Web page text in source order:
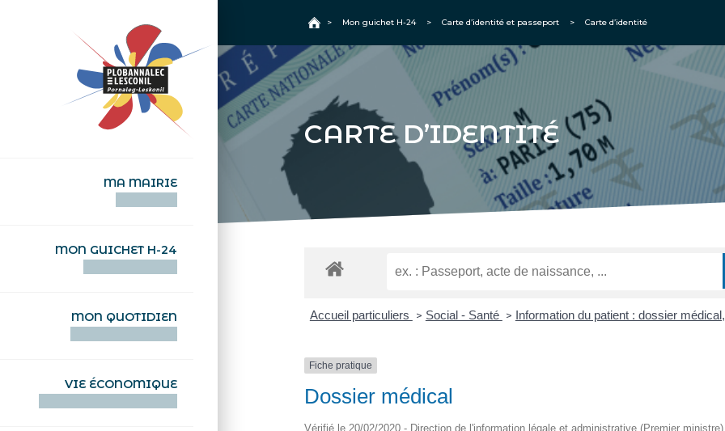
MA MAIRIE
MON GUICHET H-24
MON QUOTIDIEN
VIE ÉCONOMIQUE
Accueil
> Mon guichet H-24 > Carte d’identité et passeport > Carte d’identité
CARTE D’IDENTITÉ
Accueil particuliers > Social - Santé > Information du patient : dossier
Fiche pratique
Dossier médical
Vérifié le 20/02/2020 - Direction de l'information légale et administrative (Premier ministre)